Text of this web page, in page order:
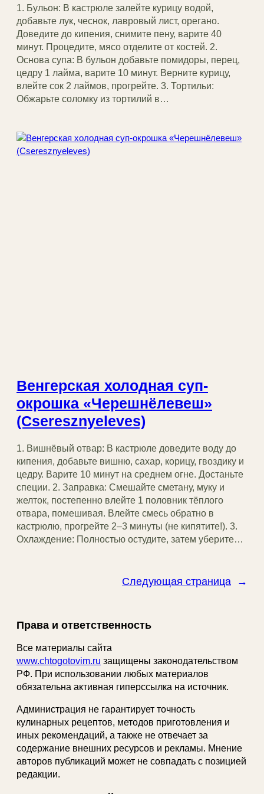
1. Бульон: В кастрюле залейте курицу водой,
добавьте лук, чеснок, лавровый лист, орегано.
Доведите до кипения, снимите пену, варите 40
минут. Процедите, мясо отделите от костей. 2.
Основа супа: В бульон добавьте помидоры, перец,
цедру 1 лайма, варите 10 минут. Верните курицу,
влейте сок 2 лаймов, прогрейте. 3. Тортильи:
Обжарьте соломку из тортилий в…
Венгерская холодная суп-
окрошка «Черешнёлевеш»
(Cseresznyeleves)
1. Вишнёвый отвар: В кастрюле доведите воду до
кипения, добавьте вишню, сахар, корицу, гвоздику и
цедру. Варите 10 минут на среднем огне. Достаньте
специи. 2. Заправка: Смешайте сметану, муку и
желток, постепенно влейте 1 половник тёплого
отвара, помешивая. Влейте смесь обратно в
кастрюлю, прогрейте 2–3 минуты (не кипятите!). 3.
Охлаждение: Полностью остудите, затем уберите…
Следующая страница →
Права и ответственность
Все материалы сайта
www.chtogotovim.ru защищены законодательством
РФ. При использовании любых материалов
обязательна активная гиперссылка на источник.
Администрация не гарантирует точность
кулинарных рецептов, методов приготовления и
иных рекомендаций, а также не отвечает за
содержание внешних ресурсов и рекламы. Мнение
авторов публикаций может не совпадать с позицией
редакции.